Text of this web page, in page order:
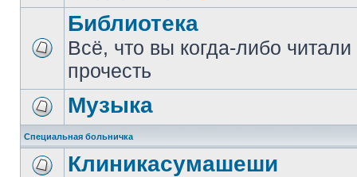
Библиотека
Всё, что вы когда-либо
прочесть
Музыка
Специальная больничка
Клиникасумашеши